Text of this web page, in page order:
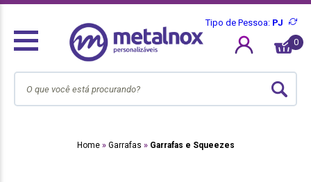
Tipo de Pessoa: PJ
0
Home Garrafas Garrafas e Squeezes